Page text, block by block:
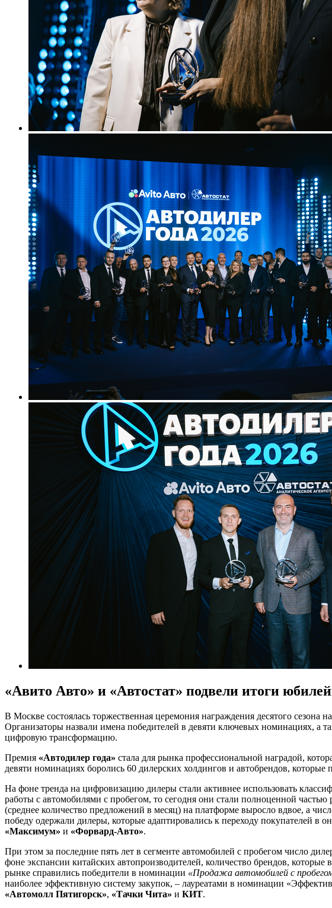
«Авито Авто» и «Автостат» подвели итоги
В Москве состоялась торжественная церемония награждения десятого сезона
Организаторы назвали имена победителей в девяти ключевых номинациях, а
цифровую трансформацию.
Премия «Автодилер года» стала для рынка профессиональной наградой,
девяти номинациях боролись 60 дилерских холдингов и автобрендов,
На фоне тренда на цифровизацию дилеры стали активнее использовать
работы с автомобилями с пробегом, то сегодня они стали полноценной
(среднее количество предложений в месяц) на платформе выросло вдвое, а
победу одержали дилеры, которые адаптировались к переходу покупателей
«Максимум» и «Форвард-Авто».
При этом за последние пять лет в сегменте автомобилей с пробегом число
фоне экспансии китайских автопроизводителей, количество брендов, которые
рынке справились победители в номинации «Продажа автомобилей с
наиболее эффективную систему закупок, – лауреатами в номинации
«Автомолл Пятигорск», «Тачки Чита» и КИТ.